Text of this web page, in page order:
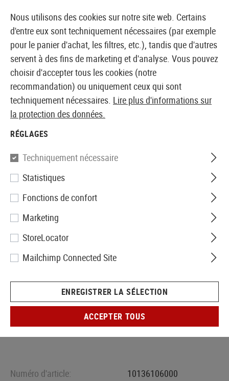
BOUTIQUE ET GROSSISTE EUROPÉEN AIRSOFT
Accueil Accessoires d'Airsoft Chargeurs Pistolets
Heckler & Koch
Magazin USP Spring Gun 25rds
Numéro d'article:
10136106000
Nous utilisons des cookies sur notre site web. Certains
d'entre eux sont techniquement nécessaires (par exemple
pour le panier d'achat, les filtres, etc.), tandis que d'autres
servent à des fins de marketing et d'analyse. Vous pouvez
choisir d'accepter tous les cookies (notre
recommandation) ou uniquement ceux qui sont
techniquement nécessaires. Lire plus d'informations sur
la protection des données.
RÉGLAGES
Techniquement nécessaire
Statistiques
Fonctions de confort
Marketing
StoreLocator
Mailchimp Connected Site
ENREGISTRER LA SÉLECTION
ACCEPTER TOUS